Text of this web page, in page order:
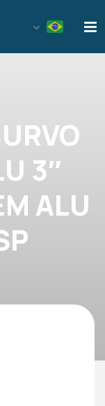
3″
ALU